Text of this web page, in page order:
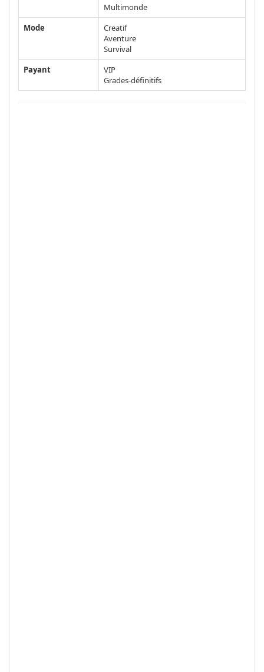
Multimonde
Mode
Creatif
Aventure
Survival
Payant
VIP
Grades-définitifs